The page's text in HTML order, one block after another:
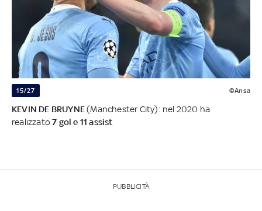
15/27 ©Ansa
KEVIN DE BRUYNE(Manchester City): nel 2020 ha
realizzato7 gol e 11 assist
PUBBLICITÀ